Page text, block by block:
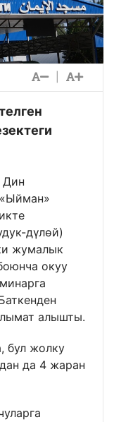
Дин
дүлөй)
жумалык
окуу
алышты.
бул жолку
да 4 жаран